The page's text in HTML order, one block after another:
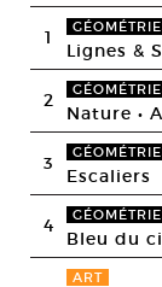
1
Lignes &
2
Nature •
3
Escaliers
4
Bleu du
ART